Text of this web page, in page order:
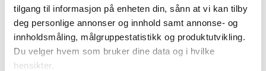
tilgang til informasjon på enheten din, sånn at vi kan tilby
deg personlige annonser og innhold samt annonse- og
innholdsmåling, målgruppestatistikk og produktutvikling.
Du velger hvem som bruker dine data og i hvilke
hensikter.
Flere studentboliger og mer til
Husbanken